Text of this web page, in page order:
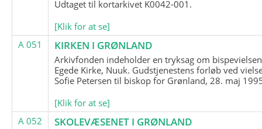
Udtaget til kortarkivet K0042-001.
[Klik for at se]
A 051
KIRKEN I GRØNLAND
Arkivfonden indeholder en tryksag om
Egede Kirke, Nuuk. Gudstjenestens forløb ved
Sofie Petersen til biskop for Grønland, 28. maj
[Klik for at se]
A 052
SKOLEVÆSENET I GRØNLAND